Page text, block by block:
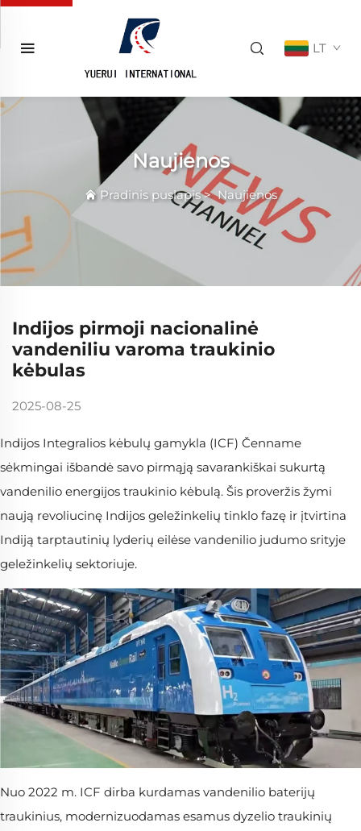
LT
Naujienos
Pradinis puslapis>Naujienos
Indijos pirmoji nacionalinė
vandeniliu varoma traukinio
kėbulas
2025-08-25
Indijos Integralios kėbulų gamykla (ICF) Čenname
sėkmingai išbandė savo pirmąją savarankiškai sukurtą
vandenilio energijos traukinio kėbulą. Šis proveržis žymi
naują revoliucinę Indijos geležinkelių tinklo fazę ir įtvirtina
Indiją tarptautinių lyderių eilėse vandenilio judumo srityje
geležinkelių sektoriuje.
Nuo 2022 m. ICF dirba kurdamas vandenilio baterijų
traukinius, modernizuodamas esamus dyzelio traukinių